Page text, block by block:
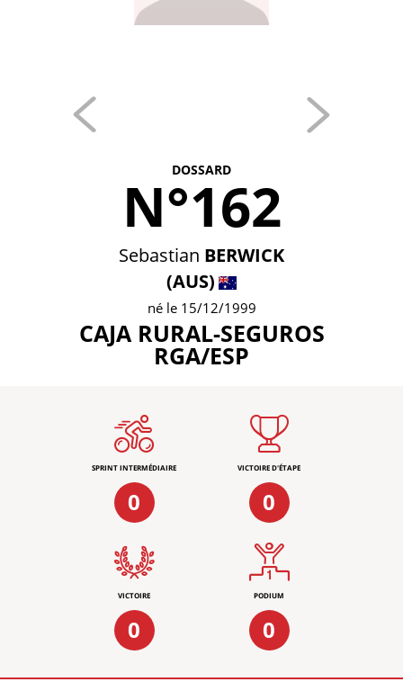
DOSSARD
N°162
Sebastian BERWICK
(AUS)
né le 15/12/1999
CAJA RURAL-SEGUROS
RGA/ESP
SPRINT INTERMÉDIAIRE
0
VICTOIRE D'ÉTAPE
0
VICTOIRE
0
PODIUM
0